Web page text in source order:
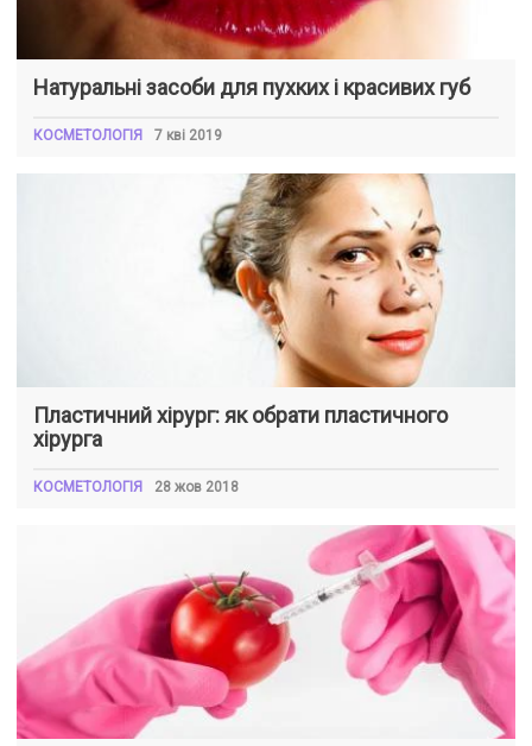
Натуральні засоби для пухких і красивих губ
КОСМЕТОЛОГІЯ 7 кві 2019
Пластичний хірург: як обрати пластичного
хірурга
КОСМЕТОЛОГІЯ 28 жов 2018